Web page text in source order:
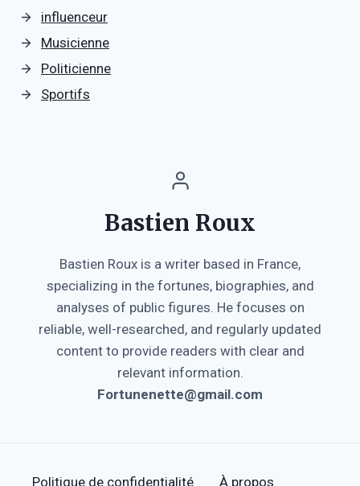
influenceur
Musicienne
Politicienne
Sportifs
Bastien Roux
Bastien Roux is a writer based in France,
specializing in the fortunes, biographies, and
analyses of public figures. He focuses on
reliable, well-researched, and regularly updated
content to provide readers with clear and
relevant information.
Fortunenette@gmail.com
Politique de confidentialité À propos